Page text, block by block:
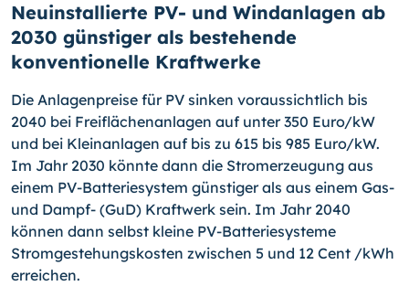
Neuinstallierte PV- und Windanlagen ab
2030 günstiger als bestehende
konventionelle Kraftwerke
Die Anlagenpreise für PV sinken voraussichtlich bis
2040 bei Freiflächenanlagen auf unter 350 Euro/kW
und bei Kleinanlagen auf bis zu 615 bis 985 Euro/kW.
Im Jahr 2030 könnte dann die Stromerzeugung aus
einem PV-Batteriesystem günstiger als aus einem Gas-
und Dampf- (GuD) Kraftwerk sein. Im Jahr 2040
können dann selbst kleine PV-Batteriesysteme
Stromgestehungskosten zwischen 5 und 12 Cent /kWh
erreichen.